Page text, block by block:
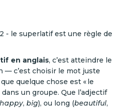
- le superlatif est une règle de
en anglais, c’est atteindre le
— c’est choisir le mot juste
quelque chose est « le
un groupe. Que l’adjectif
happy, big), ou long (beautiful,